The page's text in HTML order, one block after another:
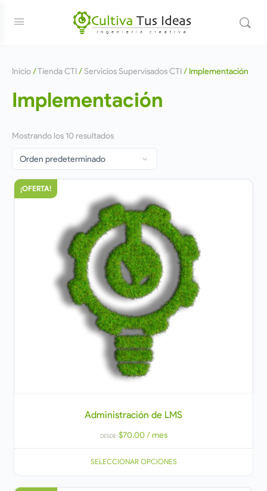
Inicio/Tienda CTI/Servicios Supervisados CTI/ Implementación
Implementación
Mostrando los 10 resultados
¡OFERTA!
Administración de LMS
DESDE:$70.00 / mes
SELECCIONAR OPCIONES